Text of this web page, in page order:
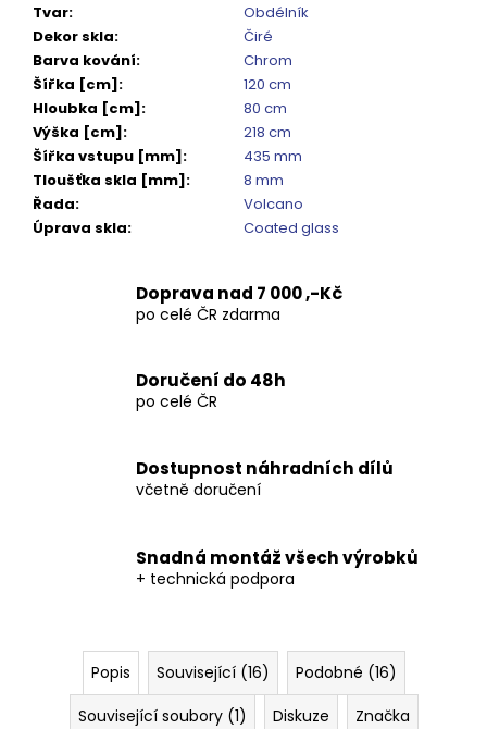
Tvar:
Obdélník
Dekor skla:
Čiré
Barva kování:
Chrom
Šířka [cm]:
120 cm
Hloubka [cm]:
80 cm
Výška [cm]:
218 cm
Šířka vstupu [mm]:
435 mm
Tloušťka skla [mm]:
8 mm
Řada:
Volcano
Úprava skla: Coated glass
Doprava nad 7 000 ,-Kč
po celé ČR zdarma
Doručení do 48h
po celé ČR
Dostupnost náhradních dílů
včetně doručení
Snadná montáž všech výrobků
+ technická podpora
Popis Související (16)
Podobné (16)
Související soubory (1)
Diskuze Značka
900X900,
ČIRÉ
SKLO,
GS5590B
10
920
Kč
Původně:
13
650
Kč